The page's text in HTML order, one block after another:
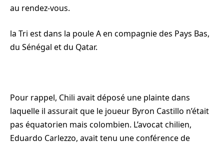
au rendez-vous.
la Tri est dans la poule A en compagnie des Pays Bas,
du Sénégal et du Qatar.
Pour rappel, Chili avait déposé une plainte dans
laquelle il assurait que le joueur Byron Castillo n’était
pas équatorien mais colombien. L’avocat chilien,
Eduardo Carlezzo, avait tenu une conférence de